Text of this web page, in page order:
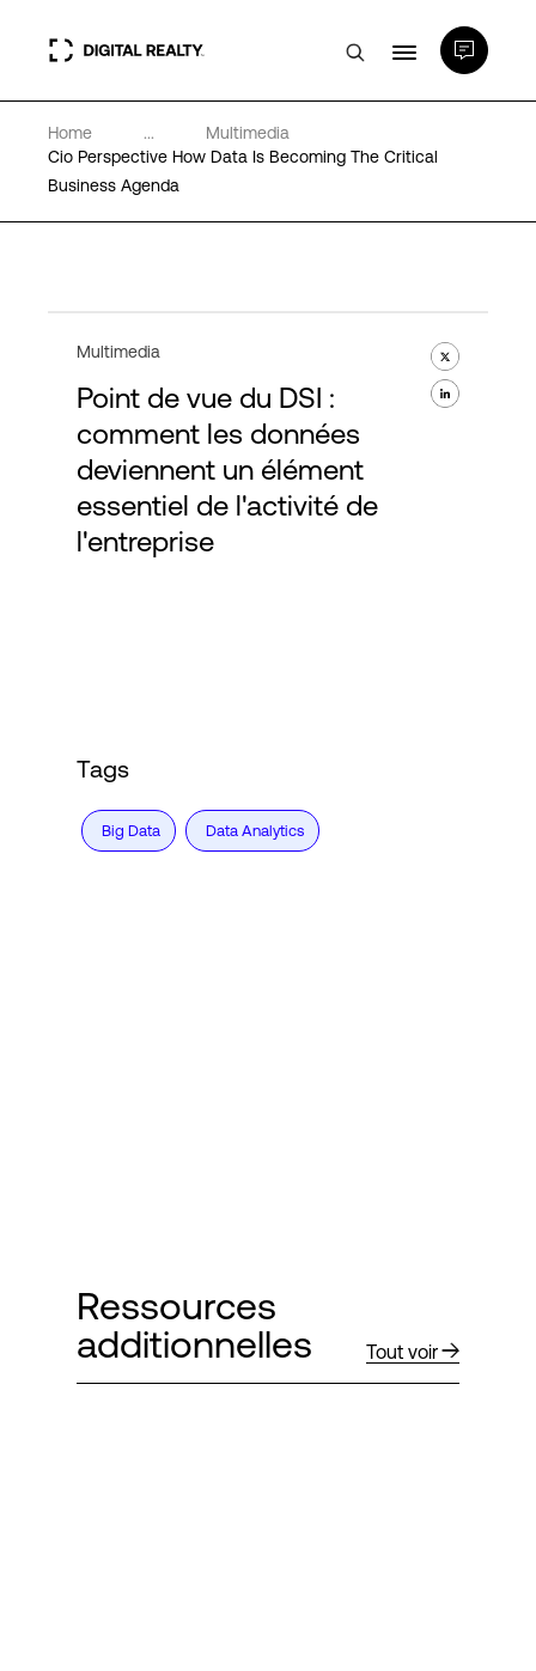
Data Centers
PlatformDIGITAL®
A propos de nous
Language
Home ...
Multimedia
Cio Perspective How Data Is Becoming The Critical
Business Agenda
Multimedia
Point de vue du DSI :
comment les données
deviennent un élément
essentiel de l'activité de
l'entreprise
Tags
Big Data Data Analytics
Ressources
additionnelles
Tout voir